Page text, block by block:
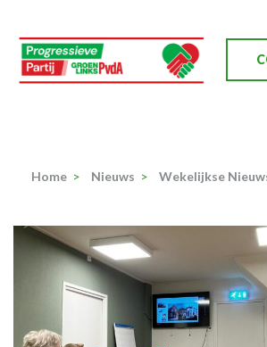
naar
inhoud
(Druk
Home > Nieuws > Wekelijkse